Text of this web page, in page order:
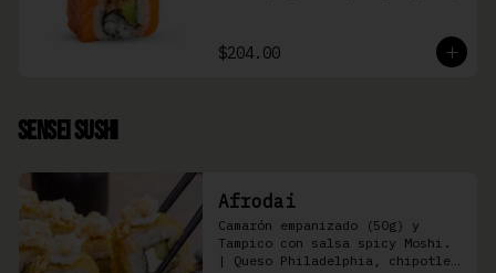
$204.00
Sensei Sushi
Afrodai
Camarón empanizado (50g) y
Tampico con salsa spicy Moshi.
| Queso Philadelphia, chipotle,